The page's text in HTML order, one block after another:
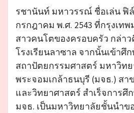
รชานันท์ มหาวรรณ์ ชื่อเล่น ฟิ
กรกฎาคม พ.ศ. 2543 ที่กรุงเท
สาวคนโตของครอบครัว กล่า
โรงเรียนลาซาล จากนั้นเข้าศึ
สถาปัตยกรรมศาสตร์ มหาวิท
พระจอมเกล้าธนบุรี (มจธ.) สา
และวิทยาศาสตร์ สำเร็จการศึ
มจธ. เป็นมหาวิทยาลัยชั้นนำข